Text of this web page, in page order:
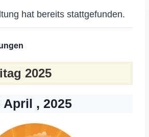
hat bereits stattgefunden.
2025
April , 2025